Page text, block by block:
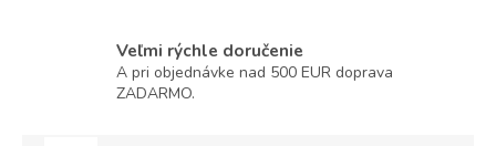
Veľmi rýchle doručenie
A pri objednávke nad 500 EUR doprava
ZADARMO.